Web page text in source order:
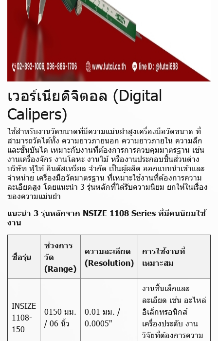
เวอร์เนียดิจิตอล (Digital
Calipers)
ใช้สำหรับงานวัดขนาดที่มีความแม่นยำสูงเครื่องมือวัดขนาด ที่
สามารถวัดได้ทั้ง ความยาวภายนอก ความยาวภายใน ความลึก
และขั้นบันได เหมาะกับงานที่ต้องการการควบคุมมาตรฐาน เช่น
งานเครื่องจักร งานโลหะ งานไม้ หรืองานประกอบชิ้นส่วนต่าง
บริษัท ฟู่ไท้ อินดัสเทรียล จำกัด เป็นผู้ผลิต ออกแบบนำเข้าและ
จำหน่าย เครื่องมือวัดมาตรฐาน ที่เหมาะใช้งานที่ต้องการความ
ละเอียดสูง โดยแนะนำ 3 รุ่นหลักที่ได้รับความนิยม ยกให้ในเรื่อง
ของความแม่นยำ
แนะนำ 3 รุ่นหลักจาก NSIZE 1108 Series ที่มีคนนิยมใช้
งาน
ชื่อรุ่น
ช่วงการ
วัด
(Range)
ความละเอียด
(Resolution)
การใช้งานที่
เหมาะสม
INSIZE
1108-
150
0150 มม.
/ 06 นิ้ว
0.01 มม. /
0.0005"
งานชิ้นเล็กและ
ละเอียด เช่น อะไหล่
อิเล็กทรอนิกส์
เครื่องประดับ งาน
วิจัยที่ต้องการความ